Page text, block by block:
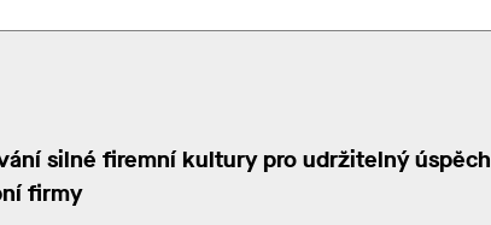
silné firemní kultury pro udržitelný úspěch
firmy